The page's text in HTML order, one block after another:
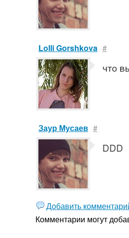
Lolli Gorshkova #
что
Заур Мусаев #
DDD
Добавить
Комментарии могут